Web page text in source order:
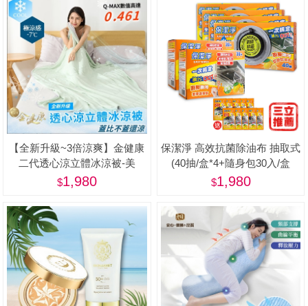
【全新升級~3倍涼爽】金健康
二代透心涼立體冰涼被-美
1,980
保潔淨 高效抗菌除油布 抽取式
(40抽/盒*4+隨身包30入/盒
*2+贈品-隨身包*10入)-美
1,980